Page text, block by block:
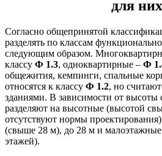
для них
Согласно общепринятой
разделять по классам
следующим образом.
классу Ф 1.3, одноквартирные – Ф
общежития, кемпинги, спальные
относятся к классу Ф 1.2, но
зданиями. В зависимости от высоты
разделяют на высотные (высотой
отсутствуют нормы
(свыше 28 м), до 28 м и
этажей).